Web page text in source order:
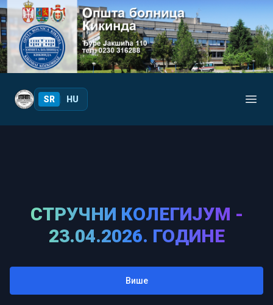
Your Company
SR HU
СТРУЧНИ КОЛЕГИЈУМ -
23.04.2026. ГОДИНЕ
Више